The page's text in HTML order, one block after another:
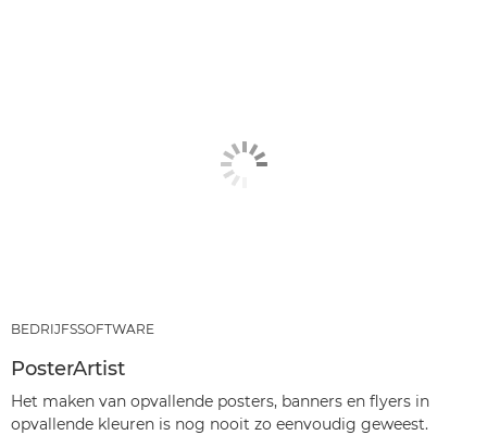
BEDRIJFSSOFTWARE
PosterArtist
Het maken van opvallende posters, banners en flyers in
opvallende kleuren is nog nooit zo eenvoudig geweest.